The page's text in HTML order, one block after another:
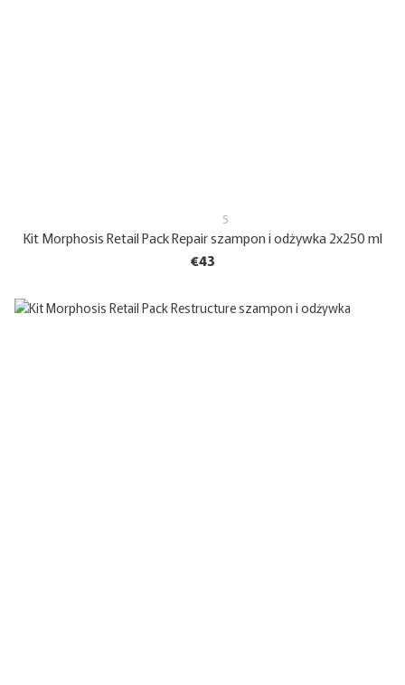
5
Kit Morphosis Retail Pack Repair szampon i odżywka 2x250 ml
€43